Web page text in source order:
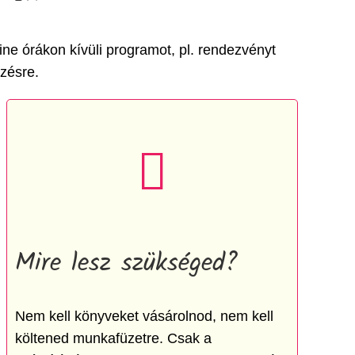
órákon kívüli programot, pl. rendezvényt
Mire lesz szükséged?
Nem kell könyveket vásárolnod, nem kell
költened munkafüzetre. Csak a